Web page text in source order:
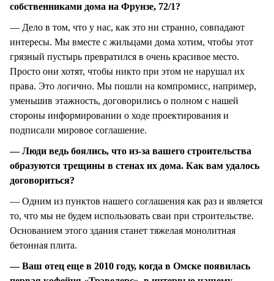
собственниками дома на Фрунзе, 72/1?
— Дело в том, что у нас, как это ни странно, совпадают
интересы. Мы вместе с жильцами дома хотим, чтобы этот
грязный пустырь превратился в очень красивое место.
Просто они хотят, чтобы никто при этом не нарушал их
права. Это логично. Мы пошли на компромисс, например,
уменьшив этажность, договорились о полном с нашей
стороны информировании о ходе проектирования и
подписали мировое соглашение.
— Люди ведь боялись, что из-за вашего строительства
образуются трещины в стенах их дома. Как вам удалось
договориться?
— Одним из пунктов нашего соглашения как раз и является
то, что мы не будем использовать сваи при строительстве.
Основанием этого здания станет тяжелая монолитная
бетонная плита.
— Ваш отец еще в 2010 году, когда в Омске появилась